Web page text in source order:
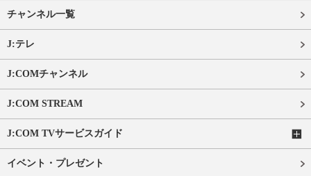
チャンネル一覧
J:テレ
J:COMチャンネル
J:COM STREAM
J:COM TVサービスガイド
イベント・プレゼント